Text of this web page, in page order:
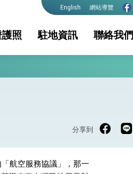
English 網站導覽
照
簽證
駐地資訊
相關資訊 簽證及入境須知
聯絡我們
分享到
航空服務協議」，那一